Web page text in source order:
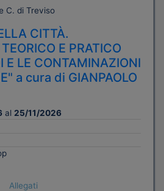
C. di Treviso
CITTÀ.
E PRATICO
E LE CONTAMINAZIONI
a cura di GIANPAOLO
al 25/11/2026
Allegati